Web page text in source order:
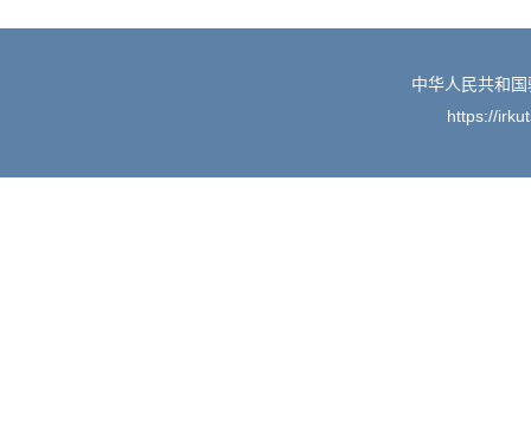
中华人民共和
https://